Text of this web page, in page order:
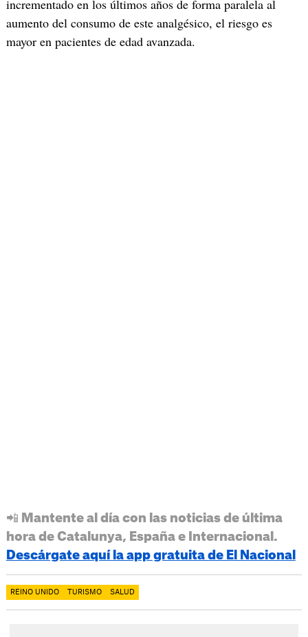
incrementado en los últimos años de forma paralela al
aumento del consumo de este analgésico, el riesgo es
mayor en pacientes de edad avanzada.
📲 Mantente al día con las noticias de última
hora de Catalunya, España e Internacional.
Descárgate aquí la app gratuita de El Nacional
REINO UNIDO TURISMO SALUD